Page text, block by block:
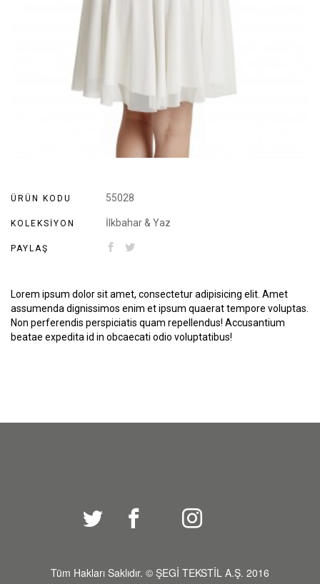
ÜRÜN KODU 55028
KOLEKSIYON İlkbahar & Yaz
PAYLAŞ
Lorem ipsum dolor sit amet, consectetur adipisicing elit. Amet
assumenda dignissimos enim et ipsum quaerat tempore voluptas.
Non perferendis perspiciatis quam repellendus! Accusantium
beatae expedita id in obcaecati odio voluptatibus!
Tüm Hakları Saklıdır. © ŞEGİ TEKSTİL A.Ş. 2016